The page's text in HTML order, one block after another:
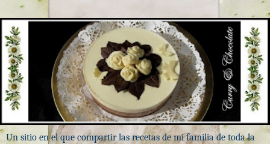
Un sitio en el que compartir las recetas de mi familia de toda la